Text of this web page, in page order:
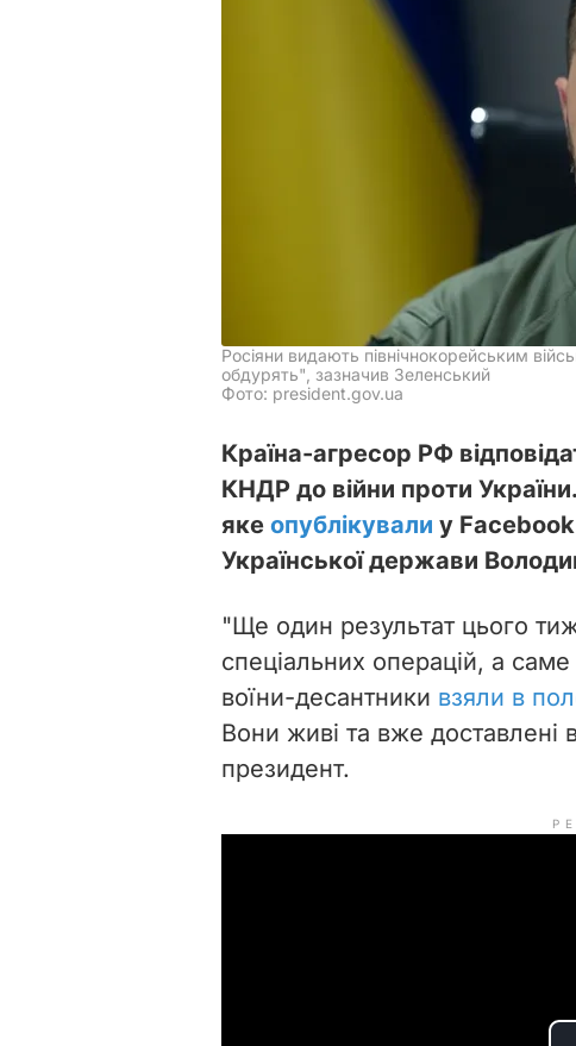
Росіяни видають північнокорейським
обдурять", зазначив Зеленський
Фото: president.gov.ua
Країна-агресор РФ
КНДР до війни проти
яке опублікували у
Української держави
"Ще один результат цього
спеціальних операцій, а
воїни-десантники взяли в
Вони живі та вже доставлені
президент.